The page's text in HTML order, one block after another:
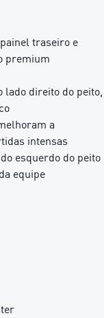
traseiro e
premium
lado direito do peito,
a
intensas
esquerdo do peito
equipe